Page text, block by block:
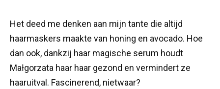
Het deed me denken aan mijn tante die altijd
haarmaskers maakte van honing en avocado. Hoe
dan ook, dankzij haar magische serum houdt
Małgorzata haar haar gezond en vermindert ze
haaruitval. Fascinerend, nietwaar?